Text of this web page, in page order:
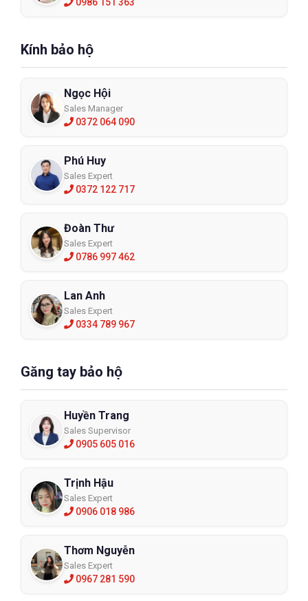
Kính bảo hộ
Ngọc Hội
Sales Manager
0372 064 090
Phú Huy
Sales Expert
0372 122 717
Đoàn Thư
Sales Expert
0786 997 462
Lan Anh
Sales Expert
0334 789 967
Găng tay bảo hộ
Huyền Trang
Sales Supervisor
0905 605 016
Trịnh Hậu
Sales Expert
0906 018 986
Thơm Nguyễn
Sales Expert
0967 281 590